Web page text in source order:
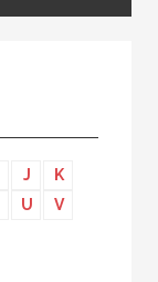
J
K
U
V